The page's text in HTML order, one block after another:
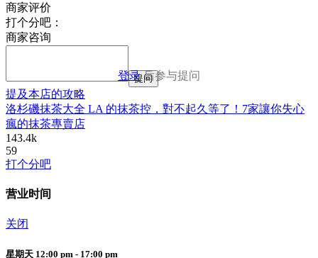
商家评价
打个分吧：
商家咨询
登录后参与提问
提问
提及本店的攻略
洛杉磯抹茶大全 LA 的抹茶控，對不起久等了！7家讓你失心
瘋的抹茶專賣店
143.4k
59
打个分吧
营业时间
关闭
星期天 12:00 pm - 17:00 pm